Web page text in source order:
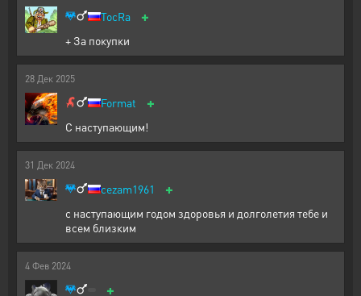
TocRa +
+ За покупки
28 Дек 2025
Format +
С наступающим!
31 Дек 2024
cezam1961 +
с наступающим годом здоровья и долголетия тебе и
всем близким
4 Фев 2024
+